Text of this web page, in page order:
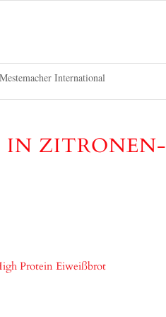
International
ZITRONEN-K
Protein Eiweißbrot